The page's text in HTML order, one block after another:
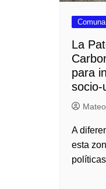
La
para
socio-
A
esta